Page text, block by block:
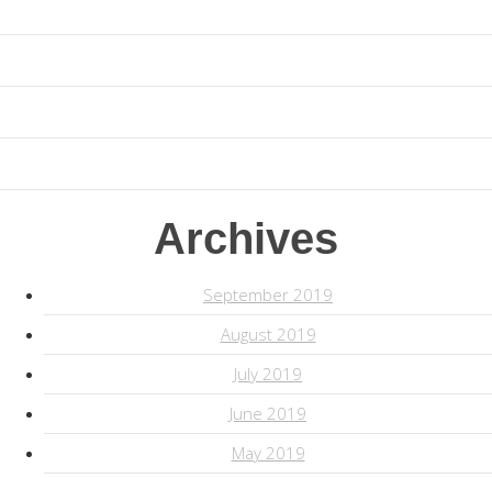
Archives
September 2019
August 2019
July 2019
June 2019
May 2019